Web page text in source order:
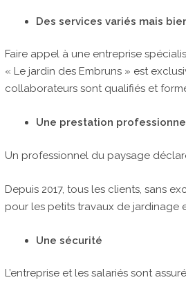
Des services variés mais
Faire appel à une entreprise
« Le jardin des Embruns » est
collaborateurs sont qualifiés et
Une prestation
Un professionnel du paysage
Depuis 2017, tous les clients, sans
pour les petits travaux de jardinage
Une sécurité
L’entreprise et les salariés sont